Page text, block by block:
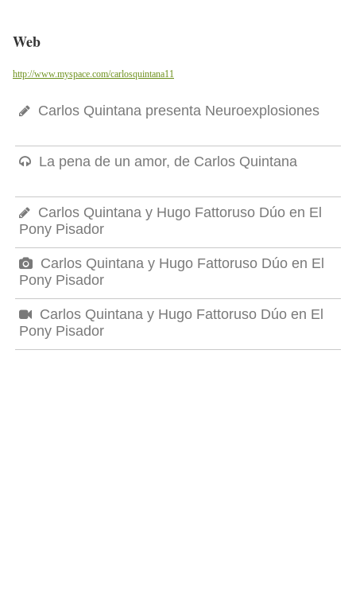
Web
http://www.myspace.com/carlosquintana11
Carlos Quintana presenta Neuroexplosiones
La pena de un amor, de Carlos Quintana
Carlos Quintana y Hugo Fattoruso Dúo en El
Pony Pisador
Carlos Quintana y Hugo Fattoruso Dúo en El
Pony Pisador
Carlos Quintana y Hugo Fattoruso Dúo en El
Pony Pisador